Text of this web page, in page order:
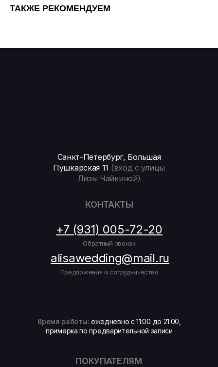
ТАКЖЕ РЕКОМЕНДУЕМ
КОНТАКТЫ
+7 (931) 005-72-20
Предложения и сотрудничество
Обратный звонок
Время работы: ежедневно с 11:00 до 21:00,
примерка по предварительной записи
alisawedding@mail.ru
ПОКУПАТЕЛЯМ
Санкт-Петербург, Большая
Пушкарская 11 (вход с улицы
Лизы Чайкиной)